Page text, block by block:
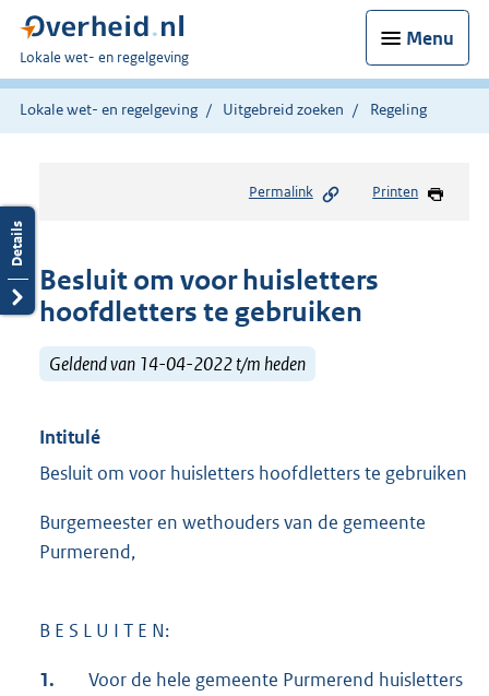
Menu
U
bent
hier:
Lokale wet- en regelgeving
Lokale wet- en regelgeving Uitgebreid zoeken Regeling
Permalink Printen
Besluit om voor huisletters
hoofdletters te gebruiken
Geldend van 14-04-2022 t/m heden
Intitulé
Besluit om voor huisletters hoofdletters te gebruiken
Burgemeester en wethouders van de gemeente
Purmerend,
B E S L U I T E N:
1.
Voor de hele gemeente Purmerend huisletters